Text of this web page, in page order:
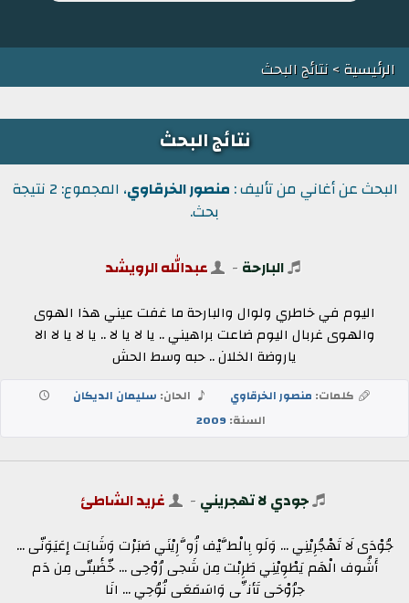
الرئيسية> نتائج البحث
نتائج البحث
البحث عن أغاني من تأليف : منصور الخرقاوي
، المجموع: 2 نتيجة
بحث.
البارحة - عبدالله الرويشد
اليوم في خاطري ولوال والبارحة ما غفت عيني هذا الهوى
والهوى غربال اليوم ضاعت براهيني .. يا لا يا لا .. يا لا يا لا الا
ياروضة الخلان .. حبه وسط الحش
كلمات: منصور الخرقاوي الحان: سليمان الديكان
السنة:2009
جودي لا تهجريني - غريد الشاطئ
جُوْدَى لَا تَهْجُرِيْنِي ... وَلَو بِالْطَّيْف زُوَّرِيْنَي صَبَرْت وَشَابَت إعَيَوَنّى ...
أَشُوف الْهَم يَطْوِيْنِي طَرِبْت مِن شَجى رُوْحِى ... خّضٔبتّى مِن دَم
جرُوْحَى تَأنِّى وَاسَمَعَى نُوُحِي ... انَا